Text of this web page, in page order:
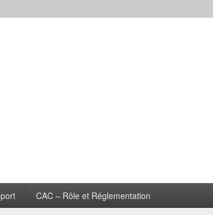
CAC – Rôle et Réglementation